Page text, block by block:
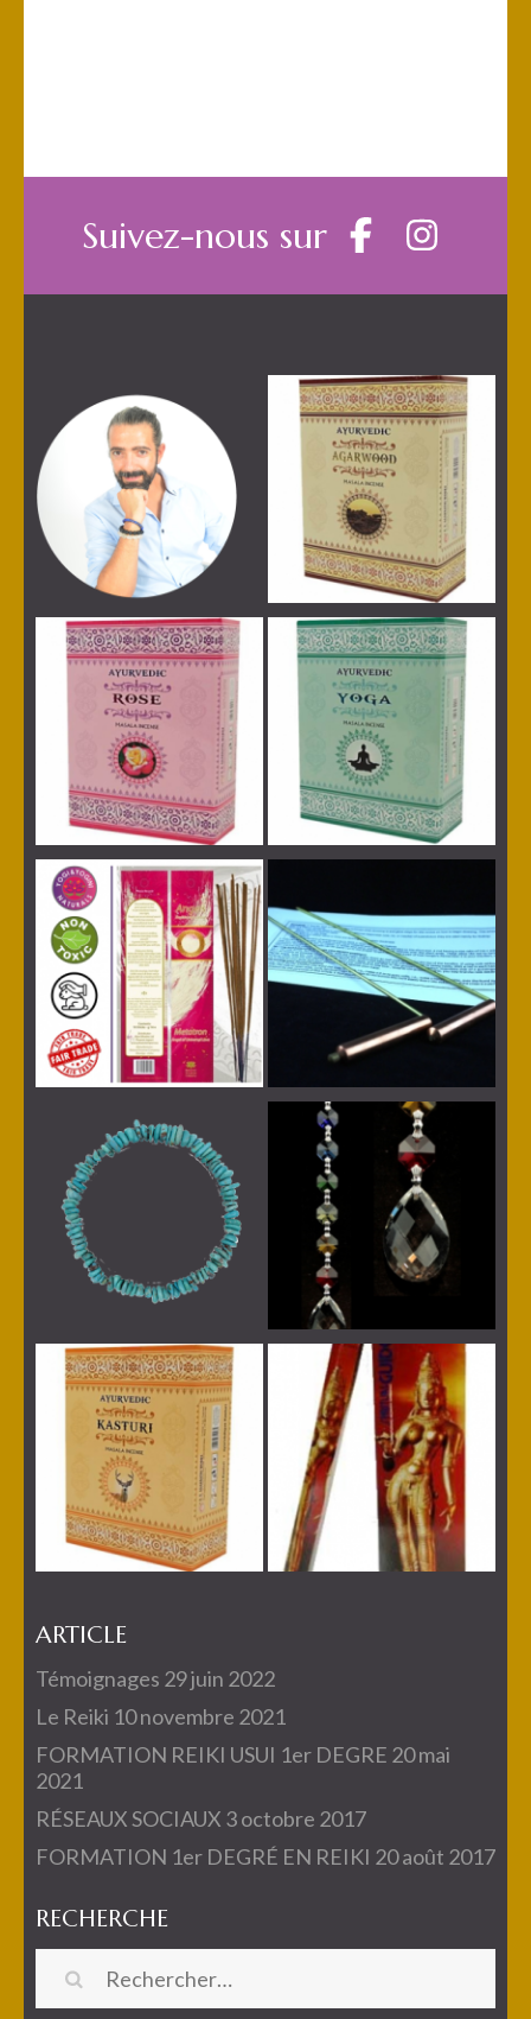
Suivez-nous sur
ARTICLE
Témoignages 29 juin 2022
Le Reiki 10 novembre 2021
FORMATION REIKI USUI 1er DEGRE 20 mai
2021
RÉSEAUX SOCIAUX 3 octobre 2017
FORMATION 1er DEGRÉ EN REIKI 20 août 2017
RECHERCHE
Rechercher :